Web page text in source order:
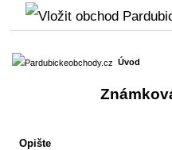
Úvod
Opište